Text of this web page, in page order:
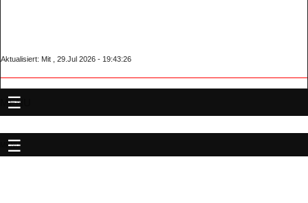
Aktualisiert: Mit , 29.Jul 2026 - 19:43:26
MENU
MENU